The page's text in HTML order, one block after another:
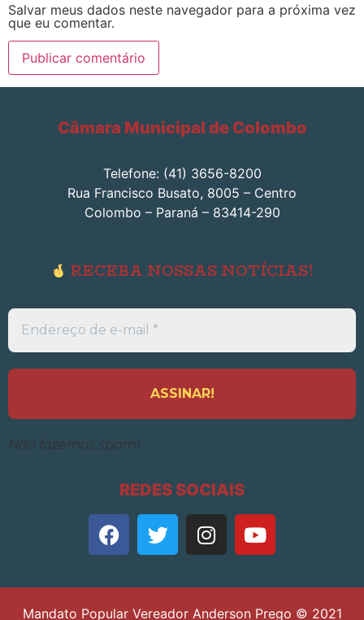
Salvar meus dados neste navegador para a próxima vez
que eu comentar.
Câmara Municipal de Colombo
Telefone: (41) 3656-8200
Rua Francisco Busato, 8005 – Centro
Colombo – Paraná – 83414-290
RECEBA NOSSAS NOTÍCIAS!
Endereço
de
e-
*
Não fazemos spam!
REDES SOCIAIS
Mandato Popular Vereador Anderson Prego © 2021